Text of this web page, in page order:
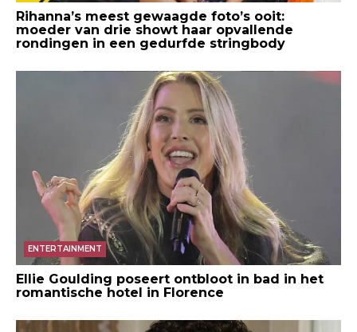
Rihanna’s meest gewaagde foto’s ooit:
moeder van drie showt haar opvallende
rondingen in een gedurfde stringbody
ENTERTAINMENT
Ellie Goulding poseert ontbloot in bad in het
romantische hotel in Florence